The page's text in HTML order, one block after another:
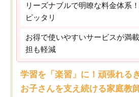
リーズナブルで明瞭な料金体系
ピッタリ
お得で使いやすいサービスが満
担も軽減
学習を「楽習」に！頑張れる
お子さんを支え続ける家庭教